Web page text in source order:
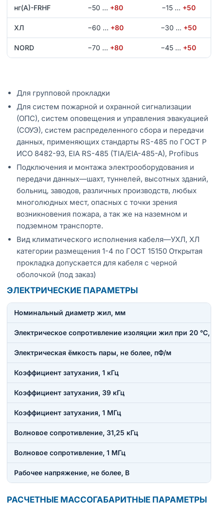
нг(А)-FRHF −50 … +80 −15 … +50
ХЛ −60 … +80 −30 … +50
NORD −70 … +80 −45 … +50
Для групповой прокладки
Для систем пожарной и охранной сигнализации
(ОПС), систем оповещения и управления эвакуацией
(СОУЭ), систем распределенного сбора и передачи
данных, применяющих стандарты RS-485 по ГОСТ Р
ИСО 8482-93, EIA RS-485 (TIA/EIA-485-A), Profibus
Подключения и монтажа электрооборудования и
передачи данных—шахт, туннелей, высотных зданий,
больниц, заводов, различных производств, любых
многолюдных мест, опасных с точки зрения
возникновения пожара, а так же на наземном и
подземном транспорте.
Вид климатического исполнения кабеля—УХЛ, ХЛ
категории размещения 1-4 по ГОСТ 15150 Открытая
прокладка допускается для кабеля с черной
оболочкой (под заказ)
ЭЛЕКТРИЧЕСКИЕ ПАРАМЕТРЫ
Номинальный диаметр жил, мм
Электрическое сопротивление изоляции жил при 20 °C,
Электрическая ёмкость пары, не более, пФ/м
Коэффициент затухания, 1 кГц
Коэффициент затухания, 39 кГц
Коэффициент затухания, 1 МГц
Волновое сопротивление, 31,25 кГц
Волновое сопротивление, 1 МГц
Рабочее напряжение, не более, В
РАСЧЕТНЫЕ МАССОГАБАРИТНЫЕ ПАРАМЕТРЫ